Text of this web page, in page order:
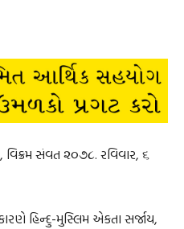
સંવત ૨૦૭૮. રવિવાર, ૬
હિન્દુ-મુસ્લિમ એકતા સર્જાય,